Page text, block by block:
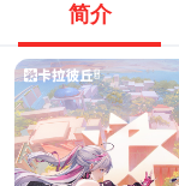
简介